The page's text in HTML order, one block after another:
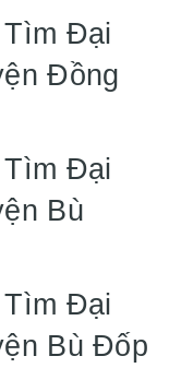
Tìm Đại
Đồng
Tìm Đại
Bù
Tìm Đại
Bù Đốp